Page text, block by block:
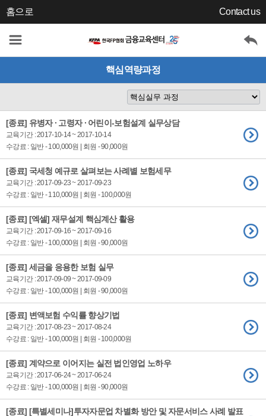
홈으로 Contact us
핵심역량과정
[종료] 유병자 ∙ 고령자 ∙ 어린이-보험설계 실무상담
교육기간 : 2017-10-14 ~ 2017-10-14
수강료 : 일반 - 100,000원 | 회원 - 90,000원
[종료] 국세청 예규로 살펴보는 사례별 보험세무
교육기간 : 2017-09-23 ~ 2017-09-23
수강료 : 일반 - 110,000원 | 회원 - 100,000원
[종료] [엑셀] 재무설계 핵심계산 활용
교육기간 : 2017-09-16 ~ 2017-09-16
수강료 : 일반 - 100,000원 | 회원 - 90,000원
[종료] 세금을 응용한 보험 실무
교육기간 : 2017-09-09 ~ 2017-09-09
수강료 : 일반 - 100,000원 | 회원 - 90,000원
[종료] 변액보험 수익률 향상기법
교육기간 : 2017-08-23 ~ 2017-08-24
수강료 : 일반 - 100,000원 | 회원 - 100,000원
[종료] 계약으로 이어지는 실전 법인영업 노하우
교육기간 : 2017-06-24 ~ 2017-06-24
수강료 : 일반 - 100,000원 | 회원 - 90,000원
[종료] [특별세미나]투자자문업 차별화 방안 및 자문서비스 사례 발표